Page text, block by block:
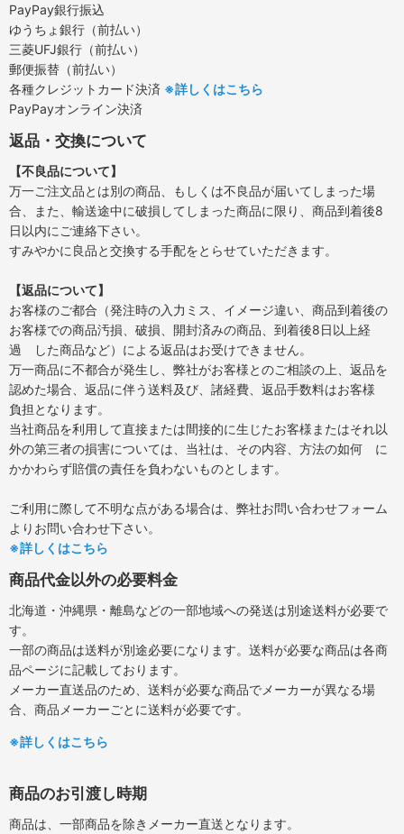
PayPay銀行振込
ゆうちょ銀行（前払い）
三菱UFJ銀行（前払い）
郵便振替（前払い）
各種クレジットカード決済 ※詳しくはこちら
PayPayオンライン決済
返品・交換について
【不良品について】
万一ご注文品とは別の商品、もしくは不良品が届いてしまった場
合、また、輸送途中に破損してしまった商品に限り、商品到着後8
日以内にご連絡下さい。
すみやかに良品と交換する手配をとらせていただきます。
【返品について】
お客様のご都合（発注時の入力ミス、イメージ違い、商品到着後の
お客様での商品汚損、破損、開封済みの商品、到着後8日以上経
過 した商品など）による返品はお受けできません。
万一商品に不都合が発生し、弊社がお客様とのご相談の上、返品を
認めた場合、返品に伴う送料及び、諸経費、返品手数料はお客様
負担となります。
当社商品を利用して直接または間接的に生じたお客様またはそれ以
外の第三者の損害については、当社は、その内容、方法の如何 に
かかわらず賠償の責任を負わないものとします。
ご利用に際して不明な点がある場合は、弊社お問い合わせフォーム
よりお問い合わせ下さい。
※詳しくはこちら
商品代金以外の必要料金
北海道・沖縄県・離島などの一部地域への発送は別途送料が必要で
す。
一部の商品は送料が別途必要になります。送料が必要な商品は各商
品ページに記載しております。
メーカー直送品のため、送料が必要な商品でメーカーが異なる場
合、商品メーカーごとに送料が必要です。
※詳しくはこちら
商品のお引渡し時期
商品は、一部商品を除きメーカー直送となります。